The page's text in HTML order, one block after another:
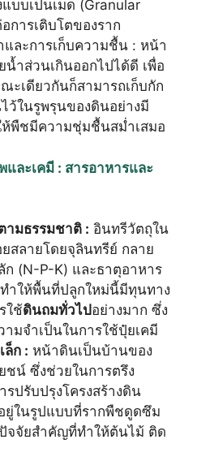
บบเป็นเม็ด (Granular
การเติบโตของราก
และการเก็บความชื้น : หน้า
น้ำส่วนเกินออกไปได้ดี เพื่อ
ะเดียวกันก็สามารถเก็บกัก
ว้ในรูพรุนของดินอย่างมี
พืชมีความชุ่มชื้นสม่ำเสมอ
ละเคมี : สารอาหารและ
ามธรรมชาติ : อินทรีวัตถุใน
สลายโดยจุลินทรีย์ กลาย
ก (N-P-K) และธาตุอาหาร
ำให้พื้นที่ปลูกใหม่นี้มีทุนทาง
ใช้ดินถมทั่วไปอย่างมาก ซึ่ง
มจำเป็นในการใช้ปุ๋ยเคมี
ล็ก : หน้าดินเป็นบ้านของ
ชน์ ซึ่งช่วยในการตรึง
รปรับปรุงโครงสร้างดิน
ยู่ในรูปแบบที่รากพืชดูดซึม
จจัยสำคัญที่ทำให้ต้นไม้ ติด